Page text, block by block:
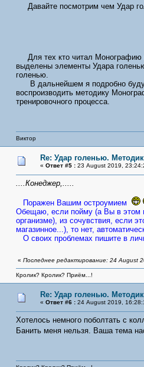
Давайте посмотрим чем Удар
Для тех кто читал Монографию
выделены элементы Удара
голенью.
В дальнейшем я подробно буду
воспроизводить методику
тренировочного процесса.
Виктор
Re: Удар голенью.
« Ответ #5 :23 August 2019,
....Конеджер,.....
Поражен Вашим остроумием
Обещаю, если пойму (а Вы в этом
организме), из сочувствия, если
магазинное...), то нет,
О своих проблемах пишите в
« Последнее редактирование: 24 August
Кролик? Кролик? Приём...!
Re: Удар голенью.
« Ответ #6 :24 August 2019,
Хотелось немного поболтать с
Банить меня нельзя. Ваша тема